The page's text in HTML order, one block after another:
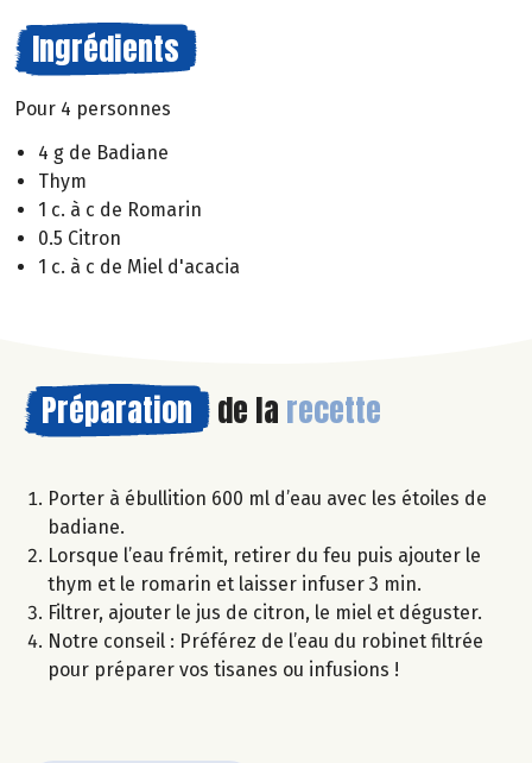
Ingrédients
Pour 4 personnes
4 g de Badiane
Thym
1 c. à c de Romarin
0.5 Citron
1 c. à c de Miel d'acacia
Préparation de la recette
Porter à ébullition 600 ml d’eau avec les étoiles de
badiane.
Lorsque l’eau frémit, retirer du feu puis ajouter le
thym et le romarin et laisser infuser 3 min.
Filtrer, ajouter le jus de citron, le miel et déguster.
Notre conseil : Préférez de l’eau du robinet filtrée
pour préparer vos tisanes ou infusions !